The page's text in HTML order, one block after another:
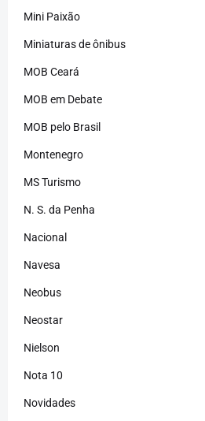
Mini Paixão
Miniaturas de ônibus
MOB Ceará
MOB em Debate
MOB pelo Brasil
Montenegro
MS Turismo
N. S. da Penha
Nacional
Navesa
Neobus
Neostar
Nielson
Nota 10
Novidades